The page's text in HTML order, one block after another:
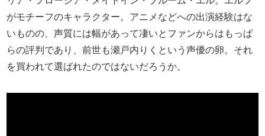
がモチーフのキャラクター。アニメなどへの出演経験はな
いものの、声質には幅があって凄いとファンからはもっぱ
らの評判であり、前世も瀬戸内りくという声優の卵。それ
を買われて選ばれたのではないだろうか。